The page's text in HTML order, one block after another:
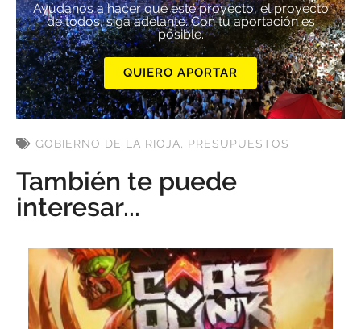
Ayúdanos a hacer que este proyecto, el proyecto
de todos, siga adelante. Con tu aportación es
posible.
QUIERO APORTAR
GOBIERNO DE LA RIOJA, PRESUPUESTOS
También te puede
interesar...